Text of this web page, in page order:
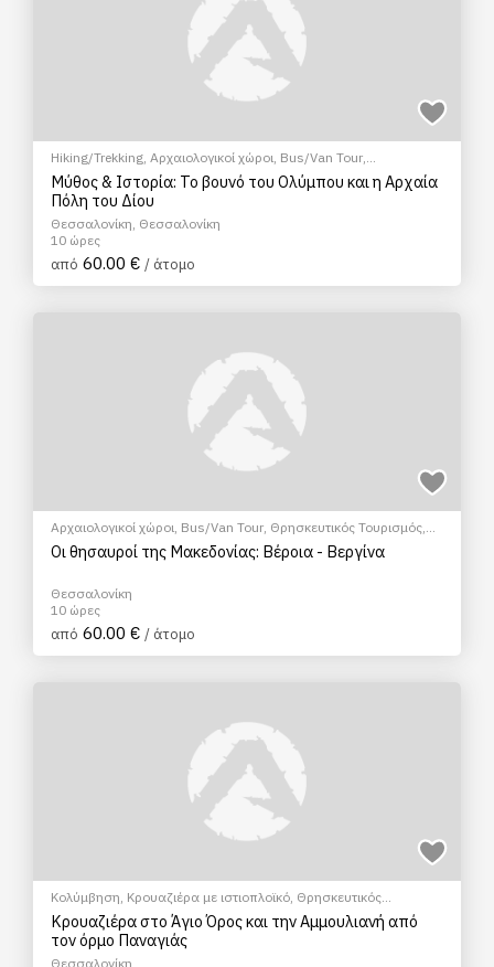
Hiking/Trekking, Αρχαιολογικοί χώροι, Bus/Van Tour,
Θρησκευτικός Τουρισμός , Μουσεία Ξεναγήσεις/Αξιοθέατα
Μύθος & Ιστορία: Το βουνό του Ολύμπου και η Αρχαία
Πόλη του Δίου
Θεσσαλονίκη, Θεσσαλονίκη
10 ώρες
από 60.00 € / άτομο
Αρχαιολογικοί χώροι, Bus/Van Tour, Θρησκευτικός Τουρισμός,
Μουσεία
Ξεναγήσεις/Αξιοθέατα
Οι θησαυροί της Μακεδονίας: Βέροια - Βεργίνα
Θεσσαλονίκη
10 ώρες
από 60.00 € / άτομο
Κολύμβηση, Κρουαζιέρα με ιστιοπλοϊκό, Θρησκευτικός
Τουρισμός
Κρουαζιέρα στο Άγιο Όρος και την Αμμουλιανή από
τον όρμο Παναγιάς
Θεσσαλονίκη